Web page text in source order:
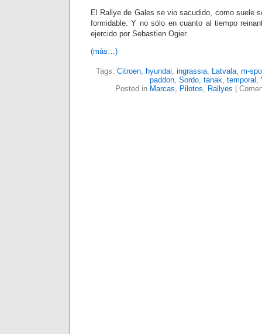
El Rallye de Gales se vio sacudido, como suele
formidable. Y no sólo en cuanto al tiempo
ejercido por Sebastien Ogier.
(más…)
Tags: Citroen, hyundai, ingrassia, Latvala, m-
paddon, Sordo, tanak, temporal ,
Posted in Marcas, Pilotos, Rallyes